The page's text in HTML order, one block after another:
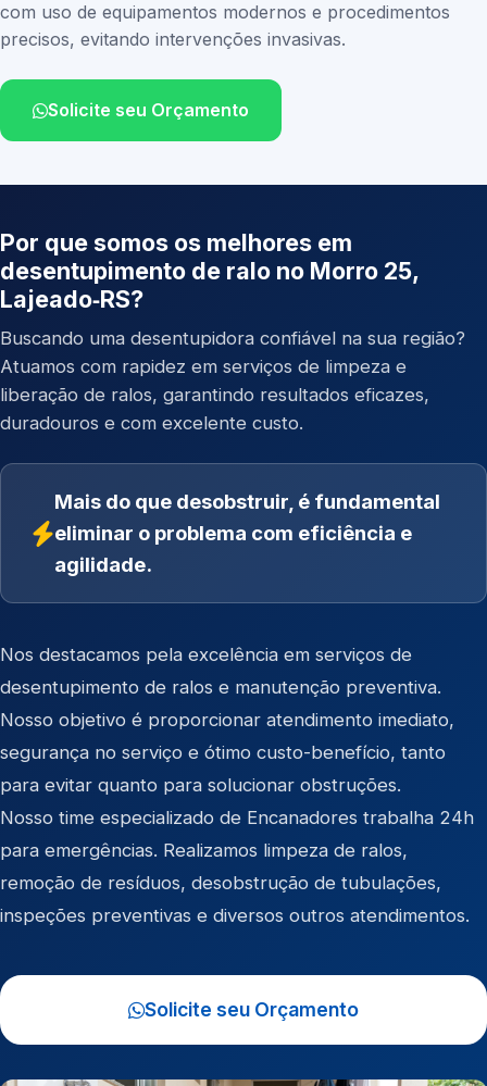
com uso de equipamentos modernos e procedimentos
precisos, evitando intervenções invasivas.
Solicite seu Orçamento
Por que somos os melhores em
desentupimento de ralo no Morro 25,
Lajeado‑RS?
Buscando uma desentupidora confiável na sua região?
Atuamos com rapidez em serviços de limpeza e
liberação de ralos, garantindo resultados eficazes,
duradouros e com excelente custo.
Mais do que desobstruir, é fundamental
eliminar o problema com eficiência e
agilidade.
Nos destacamos pela excelência em serviços de
desentupimento de ralos e manutenção preventiva.
Nosso objetivo é proporcionar atendimento imediato,
segurança no serviço e ótimo custo-benefício, tanto
para evitar quanto para solucionar obstruções.
Nosso time especializado de Encanadores trabalha 24h
para emergências. Realizamos limpeza de ralos,
remoção de resíduos, desobstrução de tubulações,
inspeções preventivas e diversos outros atendimentos.
Solicite seu Orçamento